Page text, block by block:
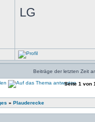
LG
Beiträge der letzten Zeit
Seite 1 von 1
» Plauderecke